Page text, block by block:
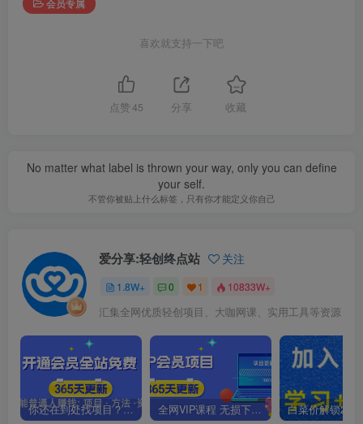
会员专属
喜欢就支持一下吧
点赞 45 分享 收藏
No matter what label is thrown your way, only you can define
your self.
不管你被贴上什么标签，只有你才能定义你自己
爱分享:轻创终点站 关注
1.8W+ 0 1 10833W+
汇集全网优质轻创项目、大咖网课、实用工具等资源
你还在到处找项目？还在当韭菜？我靠卖项目一个月收入5万+，曾经我也是个失败者。 全网VIP课程 无损下载~.~